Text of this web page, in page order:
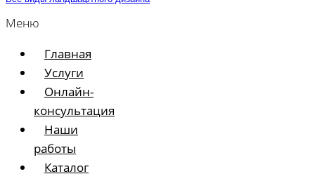
Меню
Главная
Услуги
Онлайн-
консультация
Наши
работы
Каталог